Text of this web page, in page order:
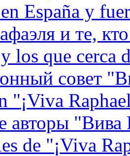
España y
и те,
los que cerca
совет
"¡Viva
авторы "Вива
de "¡Viva